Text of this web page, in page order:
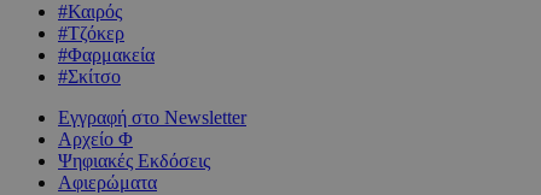
#Καιρός
#Τζόκερ
#Φαρμακεία
#Σκίτσο
Εγγραφή στο Newsletter
Αρχείο Φ
Ψηφιακές Εκδόσεις
Αφιερώματα